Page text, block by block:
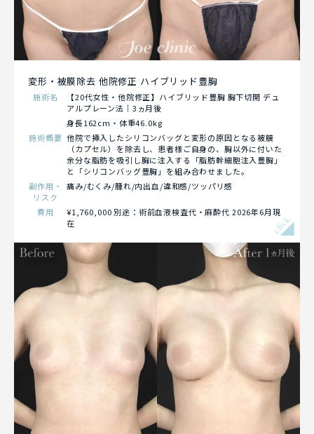
変形・被膜除去 他院修正 ハイブリッド豊胸
施術名
【20代女性・他院修正】ハイブリッド豊胸 胸下切開 デュ
アルプレーン法｜3ヵ月後
身長162cm・体重46.0kg
施術概要 他院で挿入したシリコンバッグと変形の原因となる被膜
（カプセル）を除去し、患者様ご自身の、胸以外に付いた
余分な脂肪を吸引し胸に注入する「脂肪幹細胞注入豊胸」
と「シリコンバッグ豊胸」を組み合わせました。
副作用・
リスク
痛み/むくみ/腫れ/内出血/違和感/ツッパリ感
費用
¥1,760,000 別途：術前血液検査代・麻酔代 2026年6月現
在
click